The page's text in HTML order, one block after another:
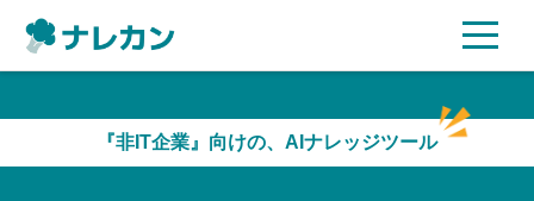
AI機能
『非IT企業』向けの、AIナレッジツール